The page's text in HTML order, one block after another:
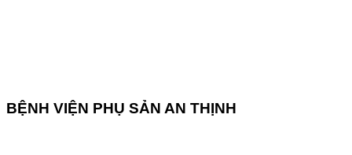
BỆNH VIỆN PHỤ SẢN AN THỊNH